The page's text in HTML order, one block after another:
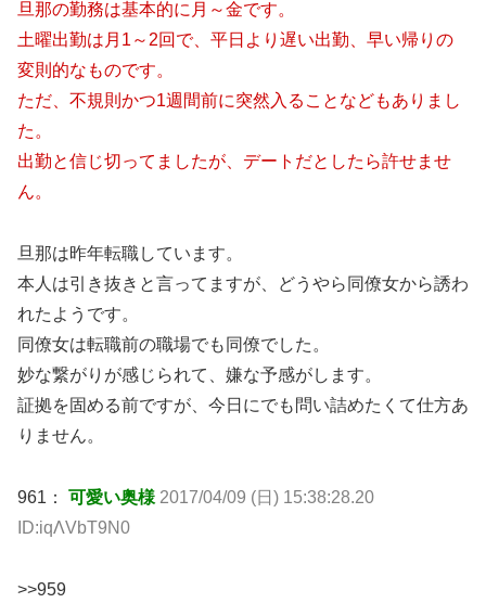
旦那の勤務は基本的に月～金です。
土曜出勤は月1～2回で、平日より遅い出勤、早い帰りの
変則的なものです。
ただ、不規則かつ1週間前に突然入ることなどもありまし
た。
出勤と信じ切ってましたが、デートだとしたら許せませ
ん。
旦那は昨年転職しています。
本人は引き抜きと言ってますが、どうやら同僚女から誘わ
れたようです。
同僚女は転職前の職場でも同僚でした。
妙な繋がりが感じられて、嫌な予感がします。
証拠を固める前ですが、今日にでも問い詰めたくて仕方あ
りません。
961： 可愛い奥様 2017/04/09 (日) 15:38:28.20
ID:iqΛVbT9N0
>>959